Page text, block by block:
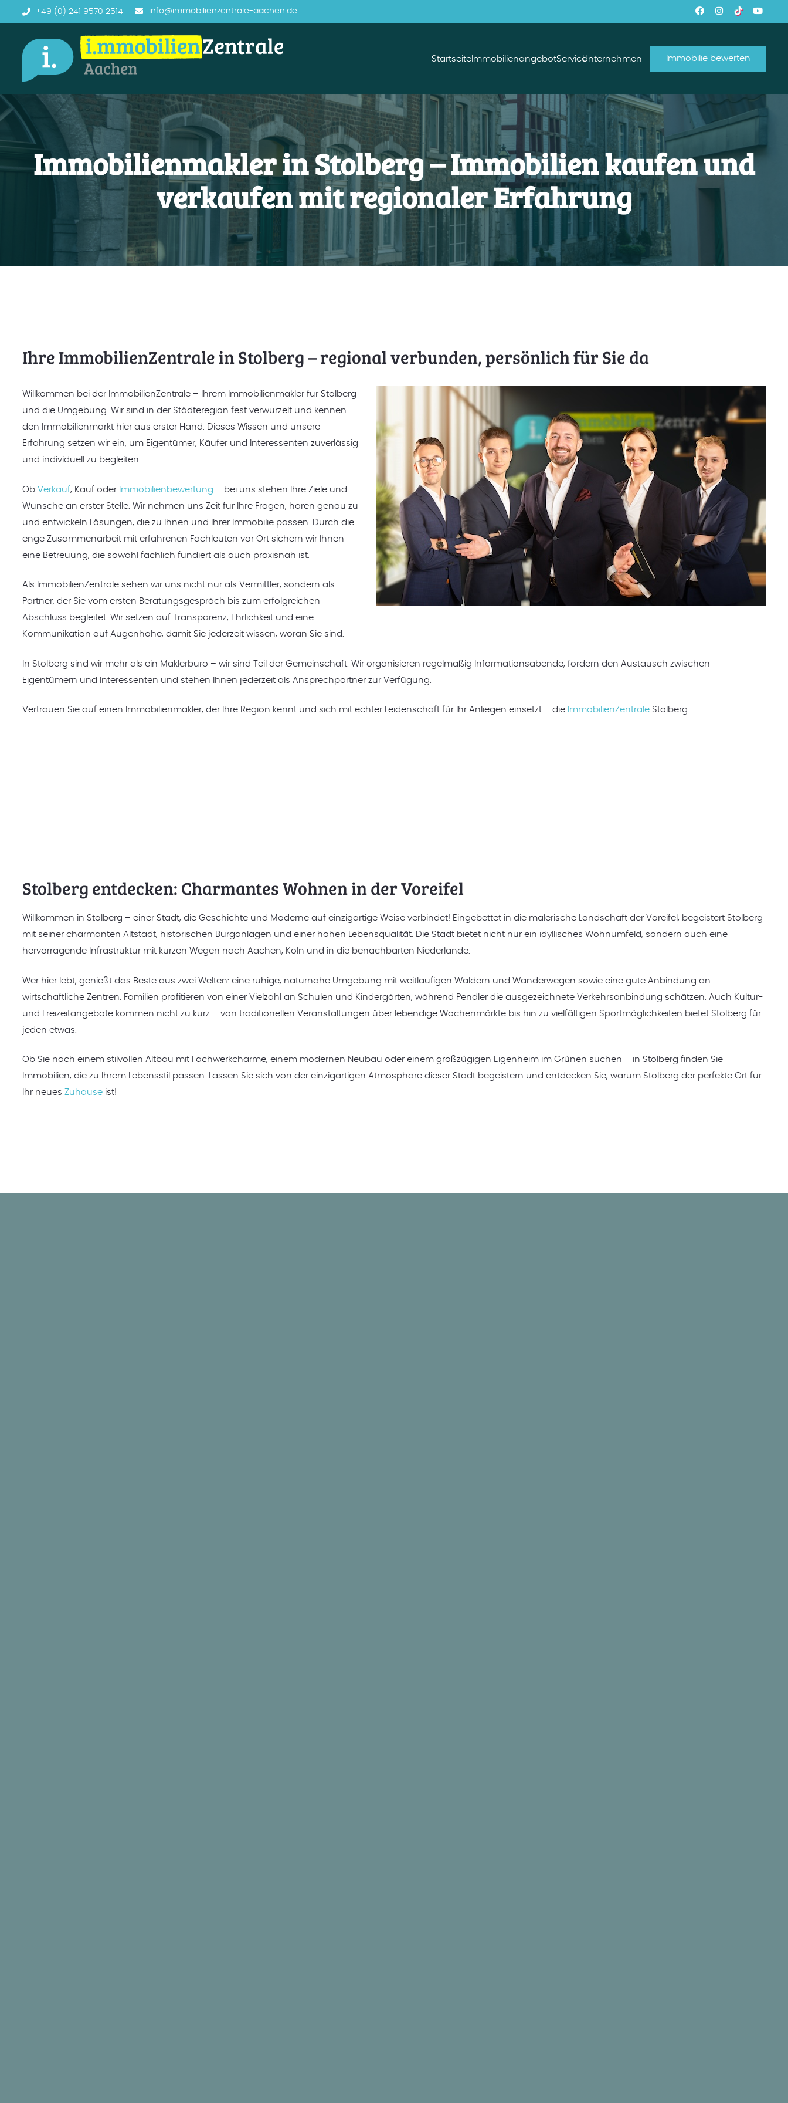
+49 (0) 241 9570 2514 info@immobilienzentrale-aachen.de
StartseiteImmobilienangebotServiceUnternehmen Immobilie bewerten
Immobilienmakler in Stolberg – Immobilien kaufen und
verkaufen mit regionaler Erfahrung
Ihre ImmobilienZentrale in Stolberg – regional verbunden, persönlich für Sie da
Willkommen bei der ImmobilienZentrale – Ihrem Immobilienmakler für Stolberg
und die Umgebung. Wir sind in der Städteregion fest verwurzelt und kennen
den Immobilienmarkt hier aus erster Hand. Dieses Wissen und unsere
Erfahrung setzen wir ein, um Eigentümer, Käufer und Interessenten zuverlässig
und individuell zu begleiten.
Ob Verkauf, Kauf oder Immobilienbewertung – bei uns stehen Ihre Ziele und
Wünsche an erster Stelle. Wir nehmen uns Zeit für Ihre Fragen, hören genau zu
und entwickeln Lösungen, die zu Ihnen und Ihrer Immobilie passen. Durch die
enge Zusammenarbeit mit erfahrenen Fachleuten vor Ort sichern wir Ihnen
eine Betreuung, die sowohl fachlich fundiert als auch praxisnah ist.
Als ImmobilienZentrale sehen wir uns nicht nur als Vermittler, sondern als
Partner, der Sie vom ersten Beratungsgespräch bis zum erfolgreichen
Abschluss begleitet. Wir setzen auf Transparenz, Ehrlichkeit und eine
Kommunikation auf Augenhöhe, damit Sie jederzeit wissen, woran Sie sind.
In Stolberg sind wir mehr als ein Maklerbüro – wir sind Teil der Gemeinschaft. Wir organisieren regelmäßig Informationsabende, fördern den Austausch zwischen
Eigentümern und Interessenten und stehen Ihnen jederzeit als Ansprechpartner zur Verfügung.
Vertrauen Sie auf einen Immobilienmakler, der Ihre Region kennt und sich mit echter Leidenschaft für Ihr Anliegen einsetzt – die ImmobilienZentraleStolberg.
Stolberg entdecken: Charmantes Wohnen in der Voreifel
Willkommen in Stolberg – einer Stadt, die Geschichte und Moderne auf einzigartige Weise verbindet! Eingebettet in die malerische Landschaft der Voreifel, begeistert Stolberg
mit seiner charmanten Altstadt, historischen Burganlagen und einer hohen Lebensqualität. Die Stadt bietet nicht nur ein idyllisches Wohnumfeld, sondern auch eine
hervorragende Infrastruktur mit kurzen Wegen nach Aachen, Köln und in die benachbarten Niederlande.
Wer hier lebt, genießt das Beste aus zwei Welten: eine ruhige, naturnahe Umgebung mit weitläufigen Wäldern und Wanderwegen sowie eine gute Anbindung an
wirtschaftliche Zentren. Familien profitieren von einer Vielzahl an Schulen und Kindergärten, während Pendler die ausgezeichnete Verkehrsanbindung schätzen. Auch Kultur-
und Freizeitangebote kommen nicht zu kurz – von traditionellen Veranstaltungen über lebendige Wochenmärkte bis hin zu vielfältigen Sportmöglichkeiten bietet Stolberg für
jeden etwas.
Ob Sie nach einem stilvollen Altbau mit Fachwerkcharme, einem modernen Neubau oder einem großzügigen Eigenheim im Grünen suchen – in Stolberg finden Sie
Immobilien, die zu Ihrem Lebensstil passen. Lassen Sie sich von der einzigartigen Atmosphäre dieser Stadt begeistern und entdecken Sie, warum Stolberg der perfekte Ort für
Ihr neues Zuhauseist!